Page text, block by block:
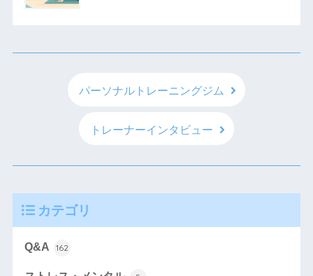
パーソナルトレーニングジム
トレーナーインタビュー
カテゴリ
Q&A 162